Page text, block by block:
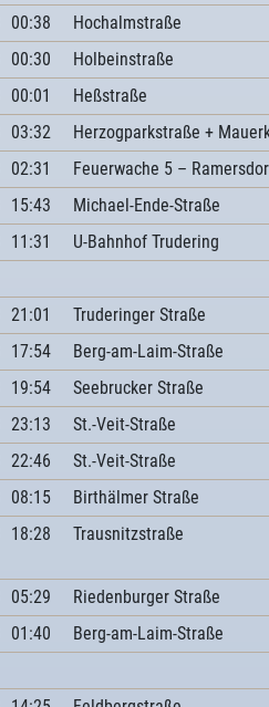
00:38 Hochalmstraße
00:30 Holbeinstraße
00:01 Heßstraße
03:32 Herzogparkstraße +
02:31 Feuerwache 5 –
15:43 Michael-Ende-Straße
11:31 U-Bahnhof Trudering
21:01 Truderinger Straße
17:54 Berg-am-Laim-Straße
19:54 Seebrucker Straße
23:13 St.-Veit-Straße
22:46 St.-Veit-Straße
08:15 Birthälmer Straße
18:28 Trausnitzstraße
05:29 Riedenburger Straße
01:40 Berg-am-Laim-Straße